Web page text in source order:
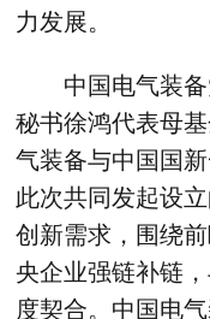
力发展。
中国电气装备
秘书徐鸿代表母
气装备与中国国
此次共同发起设
创新需求，围绕
央企业强链补链
度契合。中国电